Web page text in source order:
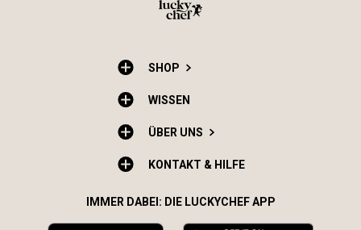
SHOP
WISSEN
ÜBER UNS
KONTAKT & HILFE
IMMER DABEI: DIE LUCKYCHEF APP